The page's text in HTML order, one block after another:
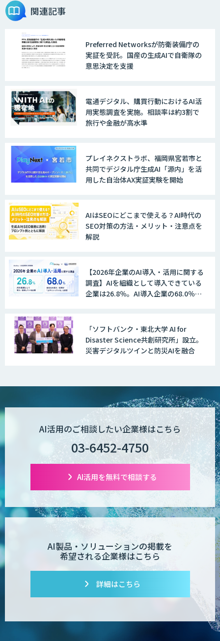
関連記事
Preferred Networksが防衛装備庁の
実証を受託。国産の生成AIで自衛隊の
意思決定を支援
電通デジタル、購買行動におけるAI活
用実態調査を実施。相談率は約3割で
旅行や金融が高水準
プレイネクストラボ、福岡県宮若市と
共同でデジタル庁生成AI「源内」を活
用した自治体AX実証実験を開始
AIはSEOにどこまで使える？AI時代の
SEO対策の方法・メリット・注意点を
解説
【2026年企業のAI導入・活用に関する
調査】AIを組織として導入できている
企業は26.8％。AI導入企業の68.0％
「ソフトバンク・東北大学 AI for
Disaster Science共創研究所」設立。
災害デジタルツインと防災AIを融合
AI活用のご相談したい企業様はこちら
03-6452-4750
AI活用を無料で相談する
AI製品・ソリューションの掲載を
希望される企業様はこちら
詳細はこちら